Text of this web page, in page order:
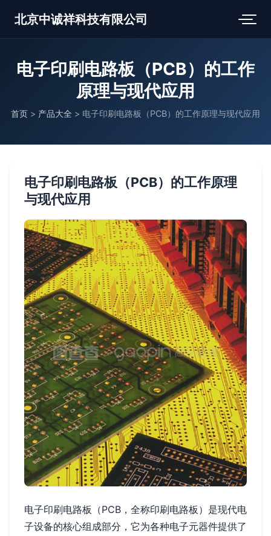
北京中诚祥科技有限公司
电子印刷电路板（PCB）的工作
原理与现代应用
首页 > 产品大全 > 电子印刷电路板（PCB）的工作原理与现代应用
电子印刷电路板（PCB）的工作原理
与现代应用
电子印刷电路板（PCB，全称印刷电路板）是现代电
子设备的核心组成部分，它为各种电子元器件提供了